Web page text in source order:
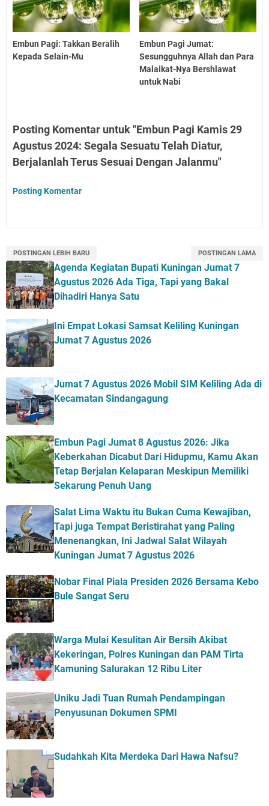
Embun Pagi: Takkan Beralih
Kepada Selain-Mu
Embun Pagi Jumat:
Sesungguhnya Allah dan Para
Malaikat-Nya Bershlawat
untuk Nabi
Posting Komentar untuk "Embun Pagi Kamis 29
Agustus 2024: Segala Sesuatu Telah Diatur,
Berjalanlah Terus Sesuai Dengan Jalanmu"
Posting Komentar
POSTINGAN LEBIH BARU POSTINGAN LAMA
Agenda Kegiatan Bupati Kuningan Jumat 7
Agustus 2026 Ada Tiga, Tapi yang Bakal
Dihadiri Hanya Satu
Ini Empat Lokasi Samsat Keliling Kuningan
Jumat 7 Agustus 2026
Jumat 7 Agustus 2026 Mobil SIM Keliling Ada di
Kecamatan Sindangagung
Embun Pagi Jumat 8 Agustus 2026: Jika
Keberkahan Dicabut Dari Hidupmu, Kamu Akan
Tetap Berjalan Kelaparan Meskipun Memiliki
Sekarung Penuh Uang
Salat Lima Waktu itu Bukan Cuma Kewajiban,
Tapi juga Tempat Beristirahat yang Paling
Menenangkan, Ini Jadwal Salat Wilayah
Kuningan Jumat 7 Agustus 2026
Nobar Final Piala Presiden 2026 Bersama Kebo
Bule Sangat Seru
Warga Mulai Kesulitan Air Bersih Akibat
Kekeringan, Polres Kuningan dan PAM Tirta
Kamuning Salurakan 12 Ribu Liter
Uniku Jadi Tuan Rumah Pendampingan
Penyusunan Dokumen SPMI
Sudahkah Kita Merdeka Dari Hawa Nafsu?